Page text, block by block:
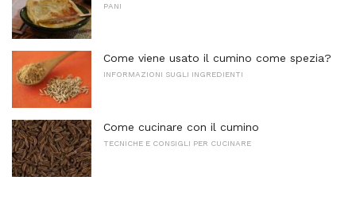
PANI
Come viene usato il cumino come spezia?
INFORMAZIONI SUGLI INGREDIENTI
Come cucinare con il cumino
TECNICHE E CONSIGLI PER CUCINARE